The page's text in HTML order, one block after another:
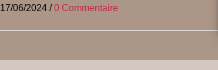
17/06/2024 / 0 Commentaire